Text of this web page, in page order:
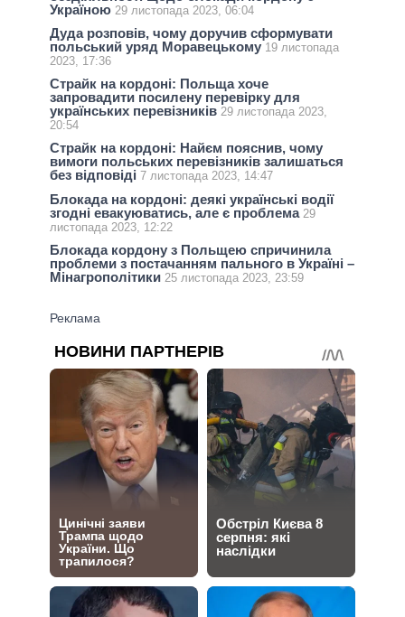
Україною 29 листопада 2023, 06:04
Дуда розповів, чому доручив сформувати
польський уряд Моравецькому 19 листопада
2023, 17:36
Страйк на кордоні: Польща хоче
запровадити посилену перевірку для
українських перевізників 29 листопада 2023,
20:54
Страйк на кордоні: Найєм пояснив, чому
вимоги польських перевізників залишаться
без відповіді 7 листопада 2023, 14:47
Блокада на кордоні: деякі українські водії
згодні евакуюватись, але є проблема 29
листопада 2023, 12:22
Блокада кордону з Польщею спричинила
проблеми з постачанням пального в Україні –
Мінагрополітики 25 листопада 2023, 23:59